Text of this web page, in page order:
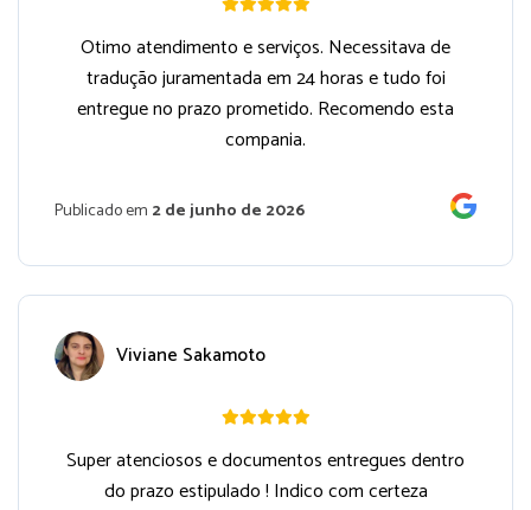
Otimo atendimento e serviços. Necessitava de
tradução juramentada em 24 horas e tudo foi
entregue no prazo prometido. Recomendo esta
compania.
Publicado em 2 de junho de 2026
Viviane Sakamoto
Super atenciosos e documentos entregues dentro
do prazo estipulado ! Indico com certeza